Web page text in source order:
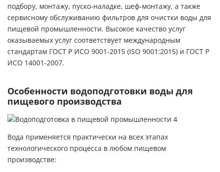
подбору, монтажу, пуско-наладке, шеф-монтажу, а также
сервисному обслуживанию фильтров для очистки воды для
пищевой промышленности. Высокое качество услуг
оказываемых услуг соответствует международным
стандартам ГОСТ Р ИСО 9001-2015 (ISO 9001:2015) и ГОСТ Р
ИСО 14001-2007.
Особенности водоподготовки воды для
пищевого производства
Вода применяется практически на всех этапах
технологического процесса в любом пищевом
производстве: